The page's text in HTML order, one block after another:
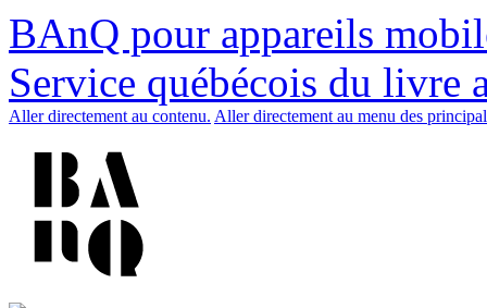
BAnQ pour appareils
Service québécois du livre
Aller directement au contenu. Aller directement au menu des